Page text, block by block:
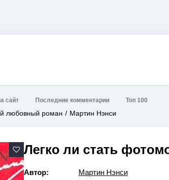
сайт Последние комментарии Топ 100
любовный роман Мартин Нэнси
Легко ли стать
Автор: Мартин Нэнси